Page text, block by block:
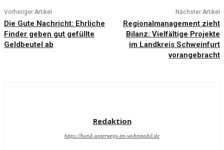
Vorheriger Artikel
Die Gute Nachricht: Ehrliche
Finder geben gut gefüllte
Geldbeutel ab
Nächster Artikel
Regionalmanagement zieht
Bilanz: Vielfältige Projekte
im Landkreis Schweinfurt
vorangebracht
Redaktion
https://hund-unterwegs-im-wohnmobil.de